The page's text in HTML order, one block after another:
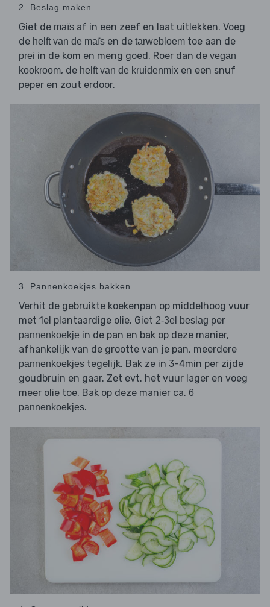
2. Beslag maken
Giet de maïs af in een zeef en laat uitlekken. Voeg
de helft van de maïs en de tarwebloem toe aan de
prei in de kom en meng goed. Roer dan de vegan
kookroom, de helft van de kruidenmix en een snuf
peper en zout erdoor.
3. Pannenkoekjes bakken
Verhit de gebruikte koekenpan op middelhoog vuur
met 1el plantaardige olie. Giet 2-3el beslag per
pannenkoekje in de pan en bak op deze manier,
afhankelijk van de grootte van je pan, meerdere
pannenkoekjes tegelijk. Bak ze in 3-4min per zijde
goudbruin en gaar. Zet evt. het vuur lager en voeg
meer olie toe. Bak op deze manier ca. 6
pannenkoekjes.